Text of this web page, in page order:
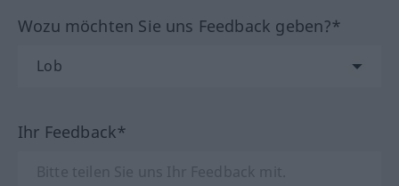
Wozu möchten Sie uns Feedback geben?*
Ihr Feedback*